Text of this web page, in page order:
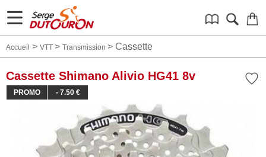
Accueil > VTT > Transmission > Cassette
Cassette Shimano Alivio HG41 8v
PROMO - 7.50 €